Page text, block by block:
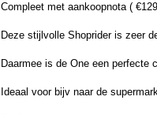
Compleet met aankoopnota (
Deze stijlvolle Shoprider is zeer
Daarmee is de One een perfecte
Ideaal voor bijv naar de